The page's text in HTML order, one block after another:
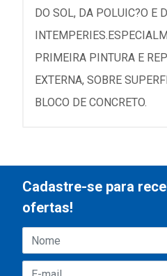
DO SOL, DA POLUIC?O E
PRIMEIRA PINTURA E
EXTERNA, SOBRE
BLOCO DE CONCRETO.
Cadastre-se para
ofertas!